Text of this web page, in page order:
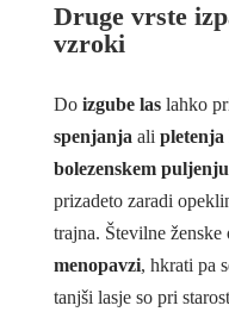
Druge vrste
vzroki
Do izgube laslahko
spenjanja ali pletenja
bolezenskem
prizadeto zaradi
trajna. Številne ženske
menopavzi, hkrati pa
tanjši lasje so pri